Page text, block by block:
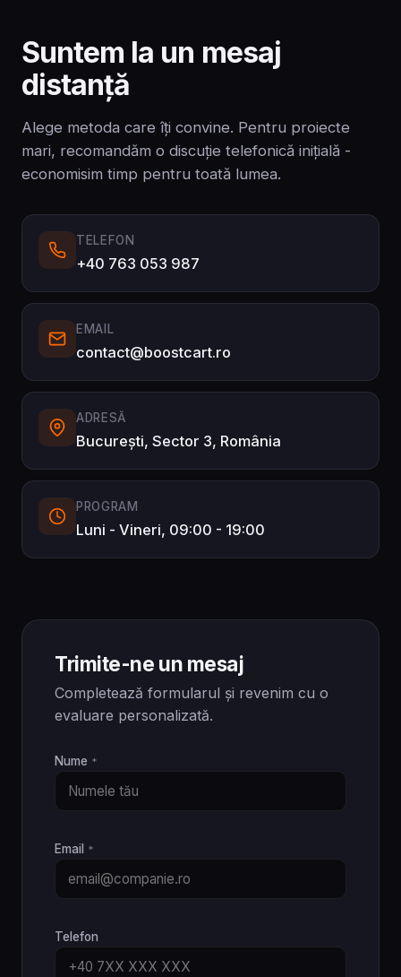
Suntem la un mesaj
distanță
Alege metoda care îți convine. Pentru proiecte
mari, recomandăm o discuție telefonică inițială -
economisim timp pentru toată lumea.
TELEFON
+40 763 053 987
EMAIL
contact@boostcart.ro
ADRESĂ
București, Sector 3, România
PROGRAM
Luni - Vineri, 09:00 - 19:00
Trimite-ne un mesaj
Completează formularul și revenim cu o
evaluare personalizată.
Nume *
Email *
Telefon